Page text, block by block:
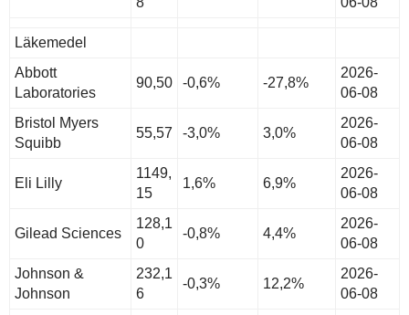
Läkemedel
Abbott
Laboratories
90,50 -0,6% -27,8%
2026-
06-08
Bristol Myers
Squibb
55,57 -3,0% 3,0%
2026-
06-08
Eli Lilly
1149,
15
1,6% 6,9%
2026-
06-08
Gilead Sciences
128,1
0
-0,8% 4,4%
2026-
06-08
Johnson &
Johnson
232,1
6
-0,3% 12,2%
2026-
06-08